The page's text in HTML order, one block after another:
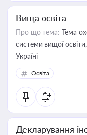
Вища освіта
Про що тема: Тема
системи вищої освіти,
Україні
Освіта
Декларування